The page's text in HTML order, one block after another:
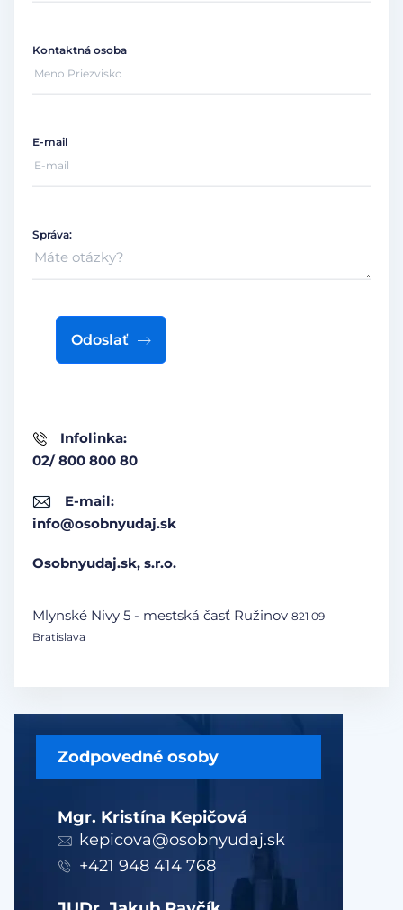
Zodpovedné osoby
Mgr. Kristína Kepičová
kepicova@osobnyudaj.sk
+421 948 414 768
Infolinka:
02/ 800 800 80
E-mail:
info@osobnyudaj.sk
Osobnyudaj.sk, s.r.o.
Mlynské Nivy 5 - mestská časť Ružinov 821 09
Bratislava
Kontaktná osoba
E-mail
Správa:
Odoslať